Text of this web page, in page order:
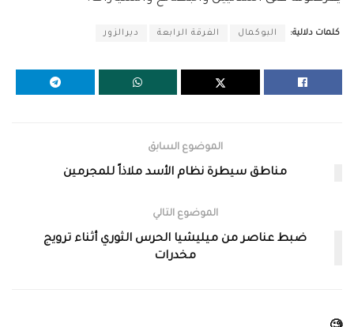
كلمات دلالية: البوكمال الفرقة الرابعة ديرالزور
الموضوع السابق
مناطق سيطرة نظام الأسد ملاذاً للمجرمين
الموضوع التالي
ضبط عناصر من ميليشيا الحرس الثوري أثناء ترويج
مخدرات